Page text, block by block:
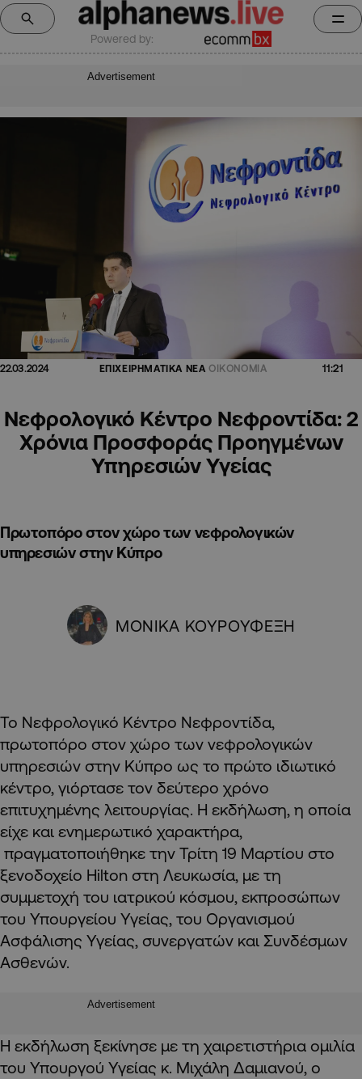
Powered by:
Advertisement
22.03.2024 ΕΠΙΧΕΙΡΗΜΑΤΙΚΑ ΝΕΑ ΟΙΚΟΝΟΜΙΑ 11:21
Νεφρολογικό Κέντρο Νεφροντίδα: 2
Χρόνια Προσφοράς Προηγμένων
Υπηρεσιών Υγείας
Πρωτοπόρο στον χώρο των νεφρολογικών
υπηρεσιών στην Κύπρο
ΜΟΝΙΚΑ ΚΟΥΡΟΥΦΕΞΗ
Το Νεφρολογικό Κέντρο Νεφροντίδα,
πρωτοπόρο στον χώρο των νεφρολογικών
υπηρεσιών στην Κύπρο ως το πρώτο ιδιωτικό
κέντρο, γιόρτασε τον δεύτερο χρόνο
επιτυχημένης λειτουργίας. Η εκδήλωση, η οποία
είχε και ενημερωτικό χαρακτήρα,
πραγματοποιήθηκε την Τρίτη 19 Μαρτίου στο
ξενοδοχείο Hilton στη Λευκωσία, με τη
συμμετοχή του ιατρικού κόσμου, εκπροσώπων
του Υπουργείου Υγείας, του Οργανισμού
Ασφάλισης Υγείας, συνεργατών και Συνδέσμων
Ασθενών.
Advertisement
Η εκδήλωση ξεκίνησε με τη χαιρετιστήρια ομιλία
του Υπουργού Υγείας κ. Μιχάλη Δαμιανού, ο